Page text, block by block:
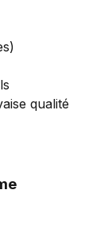
qualité